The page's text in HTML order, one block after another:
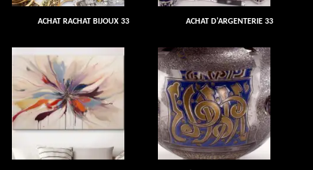
ACHAT RACHAT BIJOUX 33 ACHAT D'ARGENTERIE 33